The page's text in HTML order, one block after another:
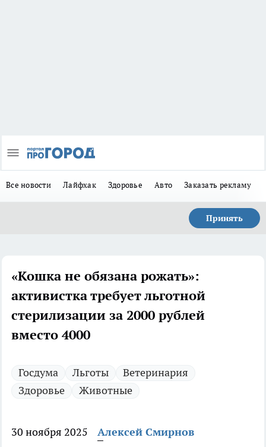
Все новости Лайфхак Здоровье Авто Заказать рекламу
Принять
«Кошка не обязана рожать»:
активистка требует льготной
стерилизации за 2000 рублей
вместо 4000
Госдума Льготы
Ветеринария
Здоровье
Животные
30 ноября 2025
Алексей Смирнов